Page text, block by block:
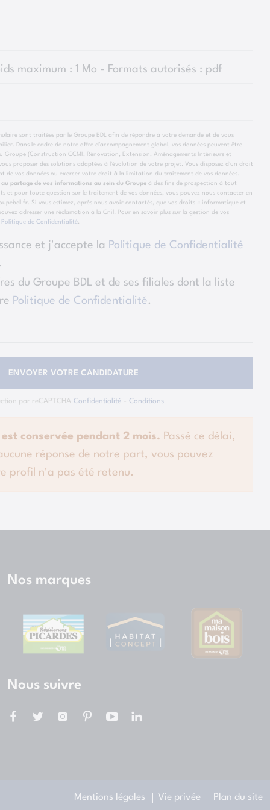
maximum : 1 Mo - Formats autorisés : pdf
sont traitées par le Groupe BDL afin de répondre à votre demande et de vous
Dans le cadre de notre offre d'accompagnement global, vos données peuvent être
Groupe (Construction CCMI, Rénovation, Extension, Aménagements Intérieurs et
proposer des solutions adaptées à l'évolution de votre projet. Vous disposez d'un droit
de vos données ou exercer votre droit à la limitation du traitement de vos données.
au partage de vos informations au sein du Groupe à des fins de prospection à tout
et pour toute question sur le traitement de vos données, vous pouvez nous contacter en
Si vous estimez, après nous avoir contactés, que vos droits « informatique et
adresser une réclamation à la Cnil. Pour en savoir plus sur la gestion de vos
Politique de Confidentialité
et j'accepte la Politique de Confidentialité
du Groupe BDL et de ses filiales dont la liste
Politique de Confidentialité.
ENVOYER VOTRE CANDIDATURE
par reCAPTCHA Confidentialité Conditions
conservée pendant 2 mois. Passé ce délai,
réponse de notre part, vous pouvez
profil n'a pas été retenu.
Nos marques
Nous suivre
Mentions légales Vie privée Plan du site